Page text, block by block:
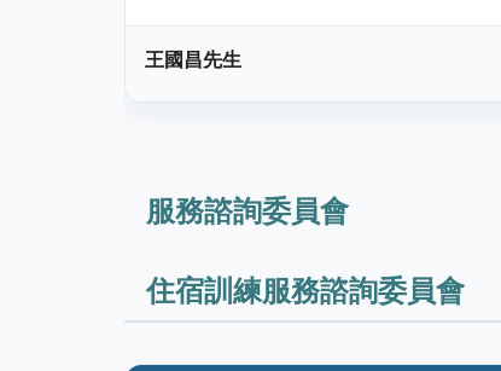
王國昌先生
服務諮詢委員會
住宿訓練服務諮詢委員會